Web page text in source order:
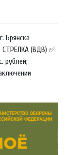
Брянска
СТРЕЛКА (ВДВ) ✅
рублей;